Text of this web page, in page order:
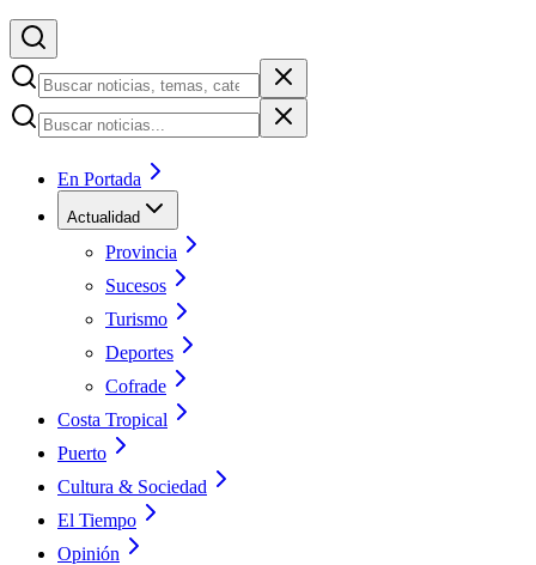
En Portada
Actualidad
Provincia
Sucesos
Turismo
Deportes
Cofrade
Costa Tropical
Puerto
Cultura & Sociedad
El Tiempo
Opinión